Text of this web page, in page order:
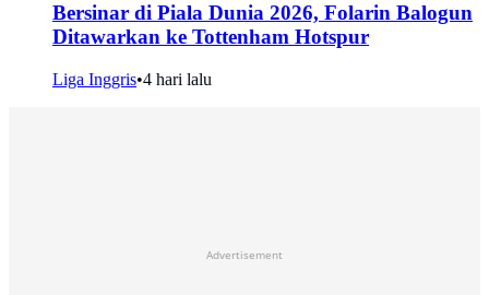
Bersinar di Piala Dunia 2026, Folarin Balogun
Ditawarkan ke Tottenham Hotspur
Liga Inggris•4 hari lalu
Advertisement